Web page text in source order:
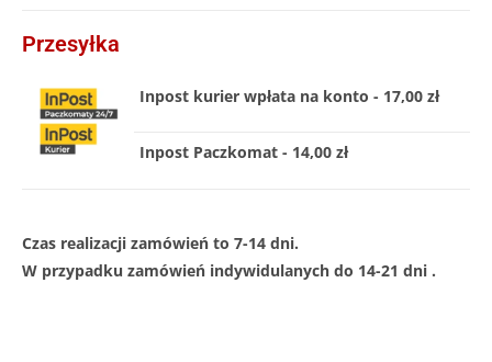
Przesyłka
Inpost kurier wpłata na konto - 17,00 zł
Inpost Paczkomat - 14,00 zł
Czas realizacji zamówień to 7-14 dni.
W przypadku zamówień indywidulanych do 14-21 dni .